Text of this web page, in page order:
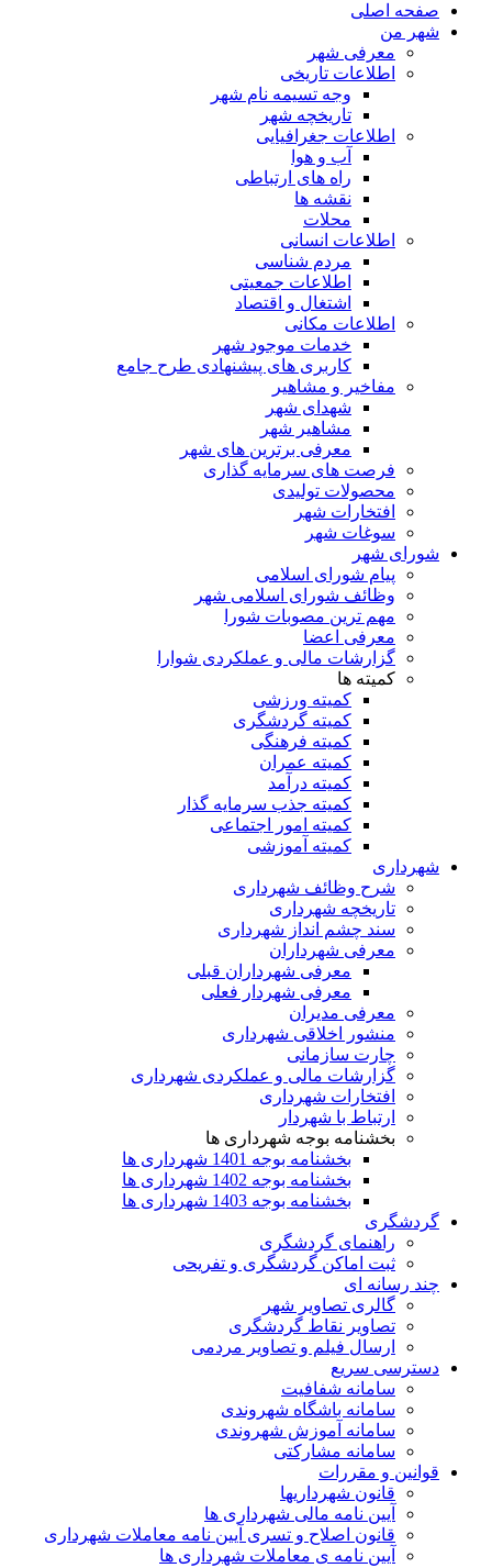
صفحه اصلی
شهر من
معرفی شهر
اطلاعات تاریخی
وجه تسیمه نام شهر
تاریخچه شهر
اطلاعات جغرافیایی
آب و هوا
راه های ارتباطی
نقشه ها
محلات
اطلاعات انسانی
مردم شناسی
اطلاعات جمعیتی
اشتغال و اقتصاد
اطلاعات مکانی
خدمات موجود شهر
کاربری های پیشنهادی طرح جامع
مفاخیر و مشاهیر
شهدای شهر
مشاهیر شهر
معرفی برترین های شهر
فرصت های سرمایه گذاری
محصولات تولیدی
افتخارات شهر
سوغات شهر
شورای شهر
پیام شورای اسلامی
وظائف شورای اسلامی شهر
مهم ترین مصوبات شورا
معرفی اعضا
گزارشات مالی و عملکردی شوارا
کمیته ها
کمیته ورزشی
کمیته گردشگری
کمیته فرهنگی
کمیته عمران
کمیته درآمد
کمیته جذب سرمایه گذار
کمیته امور اجتماعی
کمیته آموزشی
شهرداری
شرح وظائف شهرداری
تاریخچه شهرداری
سند چشم انداز شهرداری
معرفی شهرداران
معرفی شهرداران قبلی
معرفی شهردار فعلی
معرفی مدیران
منشور اخلاقی شهرداری
چارت سازمانی
گزارشات مالی و عملکردی شهرداری
افتخارات شهرداری
ارتباط با شهردار
بخشنامه بوجه شهرداری ها
بخشنامه بوجه 1401 شهرداری ها
بخشنامه بوجه 1402 شهرداری ها
بخشنامه بوجه 1403 شهرداری ها
گردشگری
راهنمای گردشگری
ثبت اماکن گردشگری و تفریحی
چند رسانه ای
گالری تصاویر شهر
تصاویر نقاط گردشگری
ارسال فیلم و تصاویر مردمی
دسترسی سریع
سامانه شفافیت
سامانه باشگاه شهروندی
سامانه آموزش شهروندی
سامانه مشارکتی
قوانین و مقررات
قانون شهرداریها
آیین نامه مالی شهرداری ها
قانون اصلاح و تسری آیین نامه معاملات شهرداری
آیین نامه ی معاملات شهرداری ها